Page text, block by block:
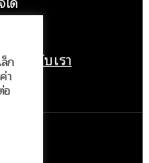
เกี่ยวกับเรา
คคล
ก
า
อ